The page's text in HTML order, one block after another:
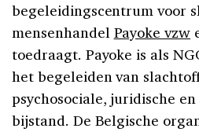
begeleidingscentrum voor
mensenhandel Payoke vzw
toedraagt. Payoke is als
het begeleiden van
psychosociale, juridische
bijstand. De Belgische